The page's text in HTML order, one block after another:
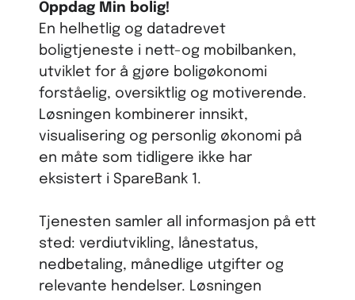
Oppdag Min bolig!
En helhetlig og datadrevet
boligtjeneste i nett-og mobilbanken,
utviklet for å gjøre boligøkonomi
forståelig, oversiktlig og motiverende.
Løsningen kombinerer innsikt,
visualisering og personlig økonomi på
en måte som tidligere ikke har
eksistert i SpareBank 1.
Tjenesten samler all informasjon på ett
sted: verdiutvikling, lånestatus,
nedbetaling, månedlige utgifter og
relevante hendelser. Løsningen